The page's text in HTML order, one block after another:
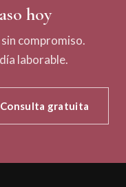
hoy
compromiso.
laborable.
Consulta gratuita